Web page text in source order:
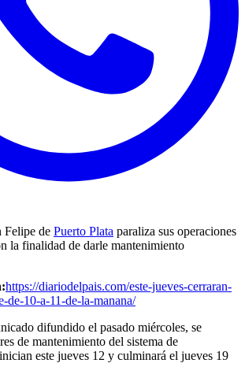
Felipe de Puerto Plata paraliza sus operaciones
la finalidad de darle mantenimiento
https://diariodelpais.com/este-jueves-cerraran-
de-10-a-11-de-la-manana/
difundido el pasado miércoles, se
de mantenimiento del sistema de
este jueves 12 y culminará el jueves 19